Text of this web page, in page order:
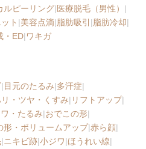
ルピーリング|医療脱毛（男性） |
ト |美容点滴|脂肪吸引 |脂肪冷却|
・ED|ワキガ
|目元のたるみ|多汗症|
・ツヤ・くすみ| リフトアップ|
・たるみ|おでこの形|
形・ボリュームアップ|赤ら顔|
| ニキビ跡|小ジワ|ほうれい線|